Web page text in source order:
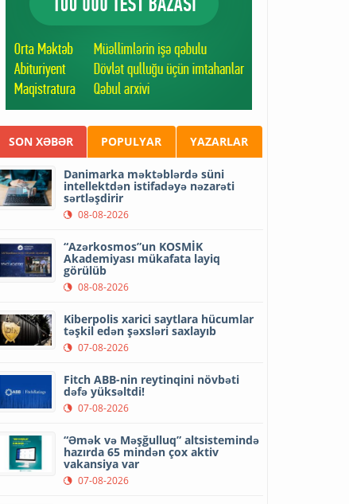
SON XƏBƏR POPULYAR YAZARLAR
Danimarka məktəblərdə süni
intellektdən istifadəyə nəzarəti
sərtləşdirir
08-08-2026
“Azərkosmos”un KOSMİK
Akademiyası mükafata layiq
görülüb
08-08-2026
Kiberpolis xarici saytlara hücumlar
təşkil edən şəxsləri saxlayıb
07-08-2026
Fitch ABB-nin reytinqini növbəti
dəfə yüksəltdi!
07-08-2026
“Əmək və Məşğulluq” altsistemində
hazırda 65 mindən çox aktiv
vakansiya var
07-08-2026